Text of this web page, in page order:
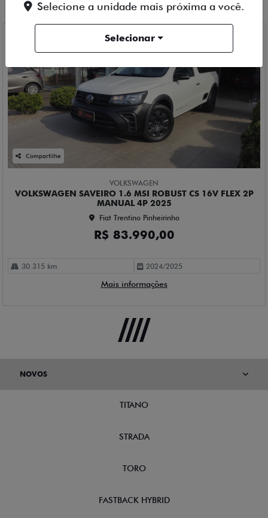
Compartilhe
VOLKSWAGEN
VOLKSWAGEN SAVEIRO 1.6 MSI ROBUST CS 16V FLEX 2P
MANUAL 4P 2025
Fiat Trentino Pinheirinho
R$ 83.990,00
30.315 km 2024/2025
Mais informações
NOVOS
TITANO
STRADA
TORO
FASTBACK HYBRID
Selecione a unidade mais próxima a você.
Selecionar